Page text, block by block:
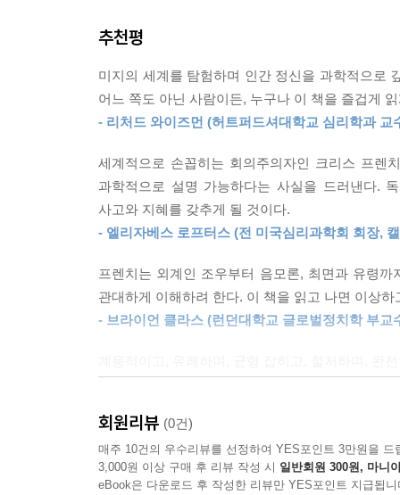
추천평
미지의 세계를 탐험하며 인간 정신을 과학적으로
어느 쪽도 아닌 사람이든, 누구나 이 책을 즐겁게
- 리처드 와이즈먼 (허트퍼드셔대학교 심리학과
세계적으로 손꼽히는 회의주의자인 크리스 프렌
과학적으로 설명 가능하다는 사실을 드러낸다.
사고와 지혜를 갖추게 될 것이다.
- 엘리자베스 로프터스 (전 미국심리과학회 회장,
프렌치는 외계인 조우부터 음모론, 최면과 유령
관대하게 이해하려 한다. 이 책을 읽고 나면 이상
- 브라이언 클라스 (런던대학교 글로벌정치학 부
회원리뷰 (0건)
매주 10건의 우수리뷰를 선정하여 YES포인트 3만원을 드
3,000원 이상 구매 후 리뷰 작성 시 일반회원 300원, 마니
eBook은 다운로드 후 작성한 리뷰만 YES포인트 지급됩니